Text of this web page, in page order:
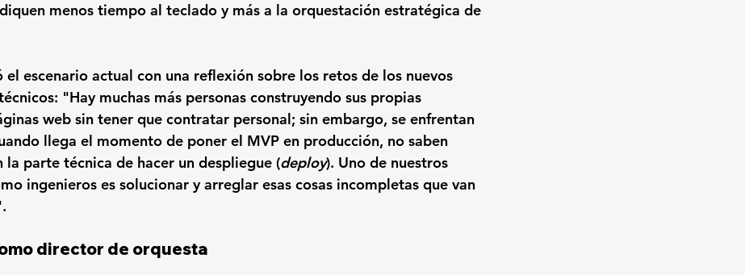
menos tiempo al teclado y más a la orquestación estratégica de
el escenario actual con una reflexión sobre los retos de los nuevos
"Hay muchas más personas construyendo sus propias
web sin tener que contratar personal; sin embargo, se enfrentan
llega el momento de poner el MVP en producción, no saben
la parte técnica de hacer un despliegue (deploy). Uno de nuestros
ingenieros es solucionar y arreglar esas cosas incompletas que van
director de orquesta